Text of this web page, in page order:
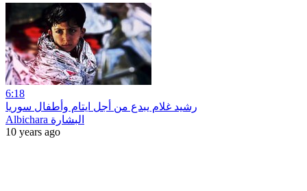
6:18
رشيد غلام يبدع من أجل ايتام وأطفال سوريا
Albichara البشارة
10 years ago